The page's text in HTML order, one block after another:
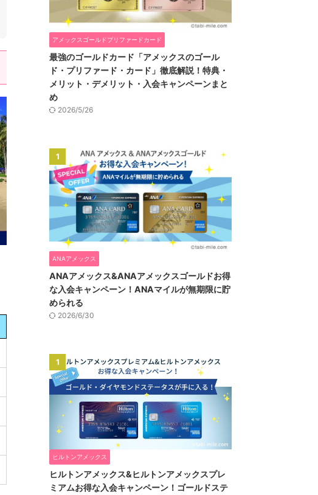
アメックスゴールドプリファードカード
最強のゴールドカード「アメックスのゴール
ド・プリファード・カード」徹底解説！特典・
メリット・デメリット・入会キャンペーンまと
め
2026/5/26
1
ANAアメックス
ANAアメックス&ANAアメックスゴールドお得
な入会キャンペーン！ANAマイルが無期限に貯
められる
2026/6/30
1
ヒルトンアメックス
ヒルトンアメックス&ヒルトンアメックスプレ
ミアムお得な入会キャンペーン！ゴールドステ